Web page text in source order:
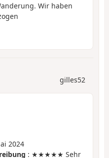
Wir haben
gilles52
2024
: ★★★★★ Sehr